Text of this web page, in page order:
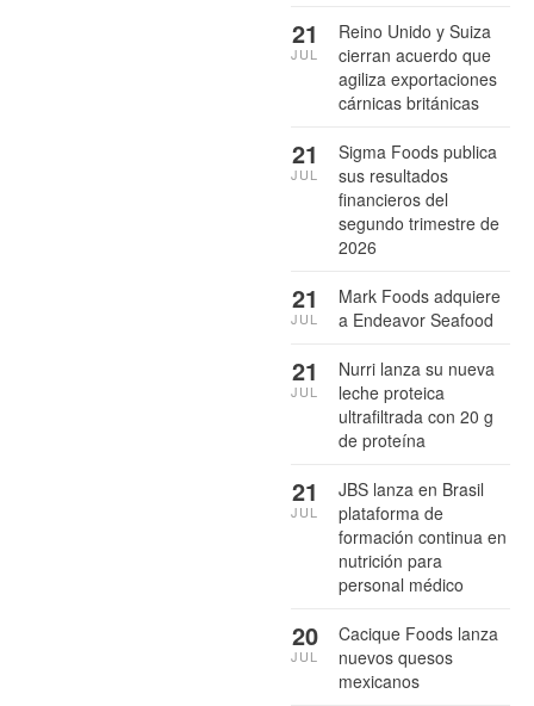
Reino Unido y Suiza
cierran acuerdo que
agiliza exportaciones
cárnicas británicas
21
JUL
Sigma Foods publica
sus resultados
financieros del
segundo trimestre de
2026
21
JUL
Mark Foods adquiere
a Endeavor Seafood
21
JUL
Nurri lanza su nueva
leche proteica
ultrafiltrada con 20 g
de proteína
21
JUL
JBS lanza en Brasil
plataforma de
formación continua en
nutrición para
personal médico
21
JUL
Cacique Foods lanza
nuevos quesos
mexicanos
20
JUL